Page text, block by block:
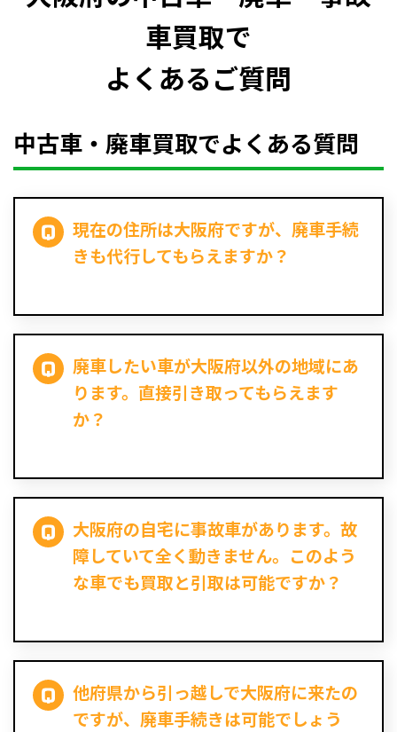
車買取で
よくあるご質問
中古車・廃車買取でよくある質問
現在の住所は大阪府ですが、廃車手続
きも代行してもらえますか？
廃車したい車が大阪府以外の地域にあ
ります。直接引き取ってもらえます
か？
大阪府の自宅に事故車があります。故
障していて全く動きません。このよう
な車でも買取と引取は可能ですか？
他府県から引っ越しで大阪府に来たの
ですが、廃車手続きは可能でしょう